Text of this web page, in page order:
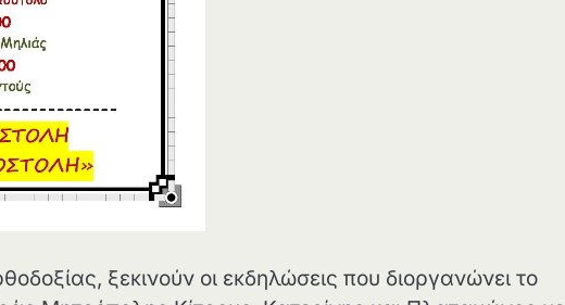
ξεκινούν οι εκδηλώσεις που διοργανώνει το